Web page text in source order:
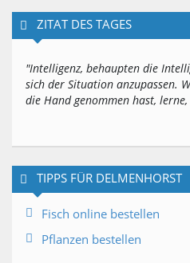
ZITAT DES TAGES
"Intelligenz, behaupten die
sich der Situation anzupassen.
die Hand genommen hast,
TIPPS FÜR DELMENHORST
Fisch online bestellen
Pflanzen bestellen